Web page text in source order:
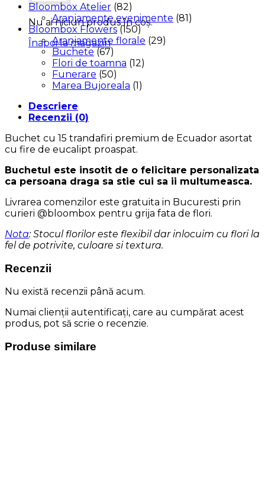
Nu ai niciun produs în coș.
Înapoi la magazin
Bloombox Atelier (82)
Aranjamente evenimente (81)
Bloombox Flowers (150)
Aranjamente florale (29)
Buchete (67)
Flori de toamna (12)
Funerare (50)
Marea Bujoreala (1)
Descriere
Recenzii (0)
Buchet cu 15 trandafiri premium de Ecuador asortat
cu fire de eucalipt proaspat.
Buchetul este insotit de o felicitare personalizata
ca persoana draga sa stie cui sa ii multumeasca.
Livrarea comenzilor este gratuita in Bucuresti prin
curieri @bloombox pentru grija fata de flori.
Nota: Stocul florilor este flexibil dar inlocuim cu flori la
fel de potrivite, culoare si textura.
Recenzii
Nu există recenzii până acum.
Numai clienții autentificați, care au cumpărat acest
produs, pot să scrie o recenzie.
Produse similare